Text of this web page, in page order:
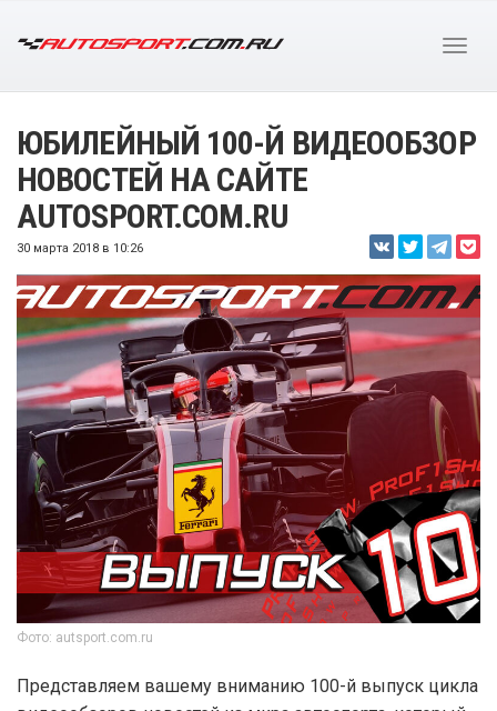
ЮБИЛЕЙНЫЙ 100-Й ВИДЕООБЗОР
НОВОСТЕЙ НА САЙТЕ
AUTOSPORT.COM.RU
30 марта 2018 в 10:26
Фото: autsport.com.ru
Представляем вашему вниманию 100-й выпуск цикла